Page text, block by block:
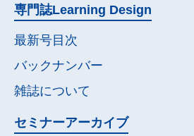
専門誌Learning Design
最新号目次
バックナンバー
雑誌について
セミナーアーカイブ